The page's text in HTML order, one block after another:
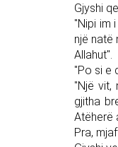
Gjyshi
"Nipi im
një natë
Allahut".
"Po si e
"Një vit,
gjitha
Atëherë
Pra,